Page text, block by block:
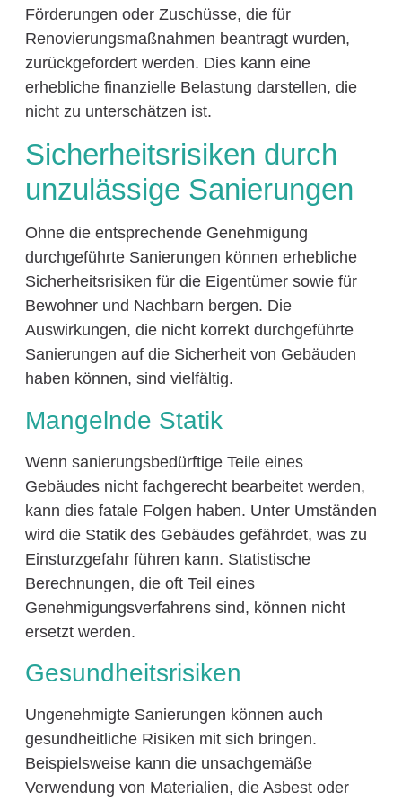
Förderungen oder Zuschüsse, die für
Renovierungsmaßnahmen beantragt wurden,
zurückgefordert werden. Dies kann eine
erhebliche finanzielle Belastung darstellen, die
nicht zu unterschätzen ist.
Sicherheitsrisiken durch
unzulässige Sanierungen
Ohne die entsprechende Genehmigung
durchgeführte Sanierungen können erhebliche
Sicherheitsrisiken für die Eigentümer sowie für
Bewohner und Nachbarn bergen. Die
Auswirkungen, die nicht korrekt durchgeführte
Sanierungen auf die Sicherheit von Gebäuden
haben können, sind vielfältig.
Mangelnde Statik
Wenn sanierungsbedürftige Teile eines
Gebäudes nicht fachgerecht bearbeitet werden,
kann dies fatale Folgen haben. Unter Umständen
wird die Statik des Gebäudes gefährdet, was zu
Einsturzgefahr führen kann. Statistische
Berechnungen, die oft Teil eines
Genehmigungsverfahrens sind, können nicht
ersetzt werden.
Gesundheitsrisiken
Ungenehmigte Sanierungen können auch
gesundheitliche Risiken mit sich bringen.
Beispielsweise kann die unsachgemäße
Verwendung von Materialien, die Asbest oder